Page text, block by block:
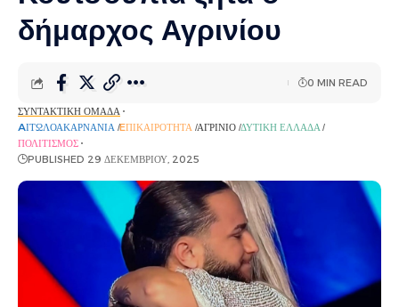
δήμαρχος Αγρινίου
ΣΥΝΤΑΚΤΙΚΉ ΟΜΆΔΑ
AΙΤΩΛΟΑΚΑΡΝΑΝΊΑ EΠΙΚΑΙΡΌΤΗΤΑ ΑΓΡΊΝΙΟ ΔΥΤΙΚΉ ΕΛΛΆΔΑ
ΠΟΛΙΤΙΣΜΌΣ
PUBLISHED 29 ΔΕΚΕΜΒΡΊΟΥ, 2025
0 MIN READ